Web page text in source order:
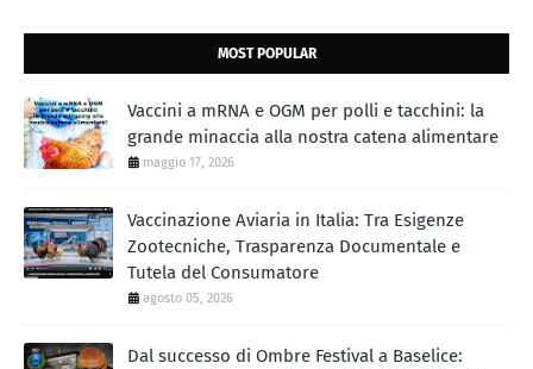
MOST POPULAR
Vaccini a mRNA e OGM per polli e tacchini: la
grande minaccia alla nostra catena alimentare
maggio 17, 2026
Vaccinazione Aviaria in Italia: Tra Esigenze
Zootecniche, Trasparenza Documentale e
Tutela del Consumatore
agosto 05, 2026
Dal successo di Ombre Festival a Baselice: